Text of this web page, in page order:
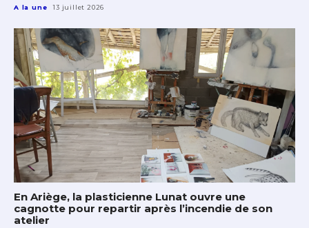
A la une 13 juillet 2026
En Ariège, la plasticienne Lunat ouvre une
cagnotte pour repartir après l’incendie de son
atelier